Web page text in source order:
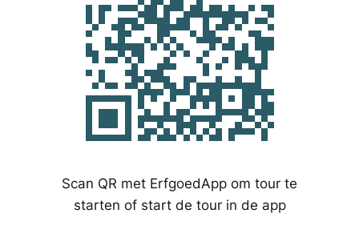
Scan QR met ErfgoedApp om tour te
starten of start de tour in de app